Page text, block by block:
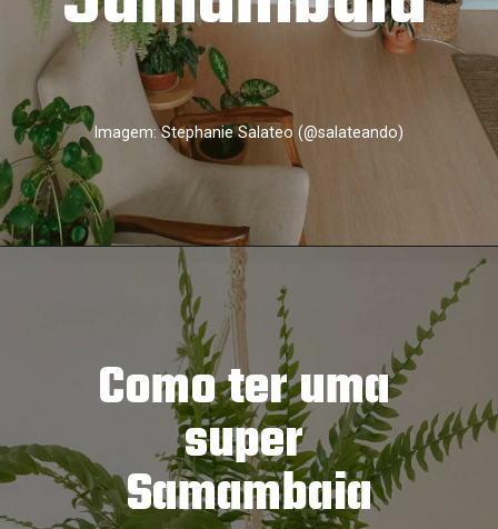
Imagem: Stephanie Salateo (@salateando)
Como ter uma
super
Samambaia